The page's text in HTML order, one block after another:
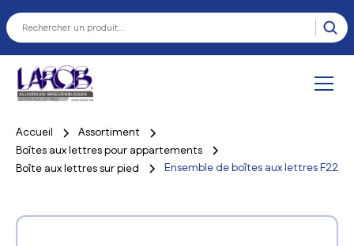
Accueil
Assortiment
Boîtes aux lettres pour appartements
Boîte aux lettres sur pied
Ensemble de boîtes aux lettres F22